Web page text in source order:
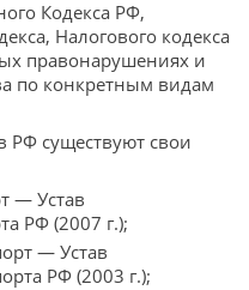
Кодекса РФ,
Налогового кодекса
правонарушениях и
по конкретным видам
РФ существуют свои
— Устав
РФ (2007 г.);
— Устав
РФ (2003 г.);